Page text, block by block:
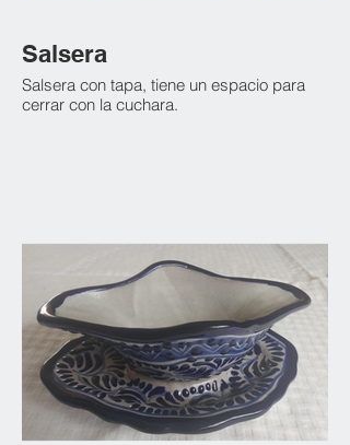
Salsera
Salsera con tapa, tiene un espacio para
cerrar con la cuchara.